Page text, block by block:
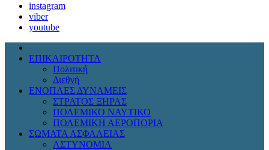
instagram
viber
youtube
ΕΠΙΚΑΙΡΟΤΗΤΑ
Πολιτική
Διεθνή
ΕΝΟΠΛΕΣ ΔΥΝΑΜΕΙΣ
ΣΤΡΑΤΟΣ ΞΗΡΑΣ
ΠΟΛΕΜΙΚΟ ΝΑΥΤΙΚΟ
ΠΟΛΕΜΙΚΗ ΑΕΡΟΠΟΡΙΑ
ΣΩΜΑΤΑ ΑΣΦΑΛΕΙΑΣ
ΑΣΤΥΝΟΜΙΑ